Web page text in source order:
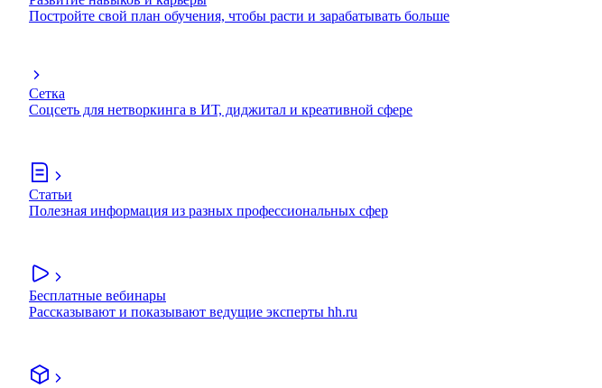
Постройте свой план обучения, чтобы расти и зарабатывать больше
Сетка
Соцсеть для нетворкинга в ИТ, диджитал и креативной сфере
Статьи
Полезная информация из разных профессиональных сфер
Бесплатные вебинары
Рассказывают и показывают ведущие эксперты hh.ru